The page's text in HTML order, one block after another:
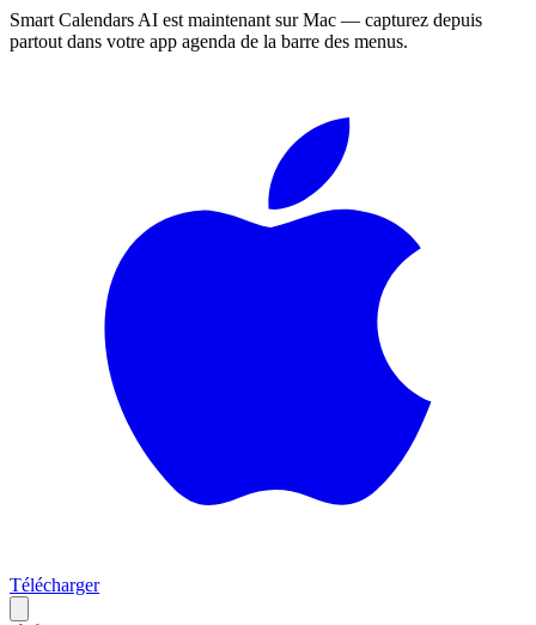
Smart Calendars AI est maintenant sur Mac — capturez depuis
partout dans votre app agenda de la barre des menus.
Télécharger